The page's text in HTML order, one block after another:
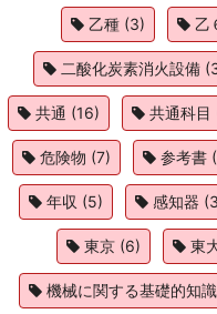
乙種(3) 乙
二酸化炭素消火設備
共通 (16) 共通科目
危険物 (7) 参考書
年収 (5) 感知器
東京(6) 東
機械に関する基礎的知識